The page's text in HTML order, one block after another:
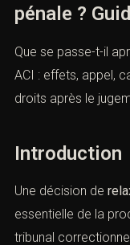
pénale ?
Que se passe-t-il
juridique ACI :
indemnisation et
Introduction
Une décision de
essentielle de la
tribunal